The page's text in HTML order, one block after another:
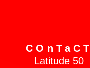
COnTaCT
Latitude 50